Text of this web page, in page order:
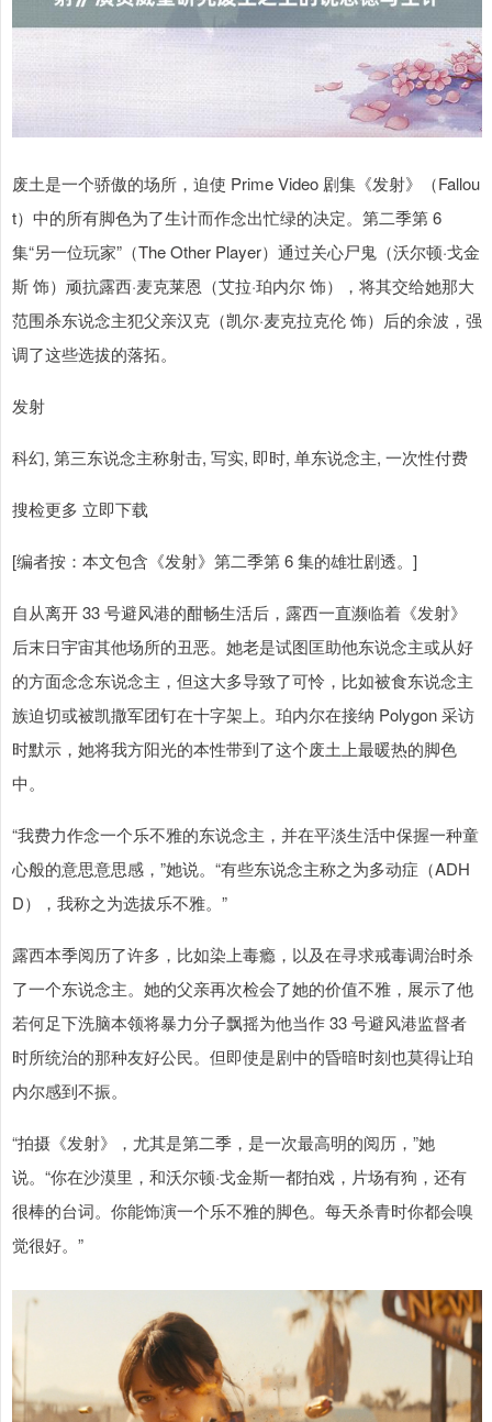
废土是一个骄傲的场所，迫使 Prime Video 剧集《发射》（Fallou
t）中的所有脚色为了生计而作念出忙绿的决定。第二季第 6
集“另一位玩家”（The Other Player）通过关心尸鬼（沃尔顿·戈金
斯 饰）顽抗露西·麦克莱恩（艾拉·珀内尔 饰），将其交给她那大
范围杀东说念主犯父亲汉克（凯尔·麦克拉克伦 饰）后的余波，强
调了这些选拔的落拓。
发射
科幻, 第三东说念主称射击, 写实, 即时, 单东说念主, 一次性付费
搜检更多 立即下载
[编者按：本文包含《发射》第二季第 6 集的雄壮剧透。]
自从离开 33 号避风港的酣畅生活后，露西一直濒临着《发射》
后末日宇宙其他场所的丑恶。她老是试图匡助他东说念主或从好
的方面念念东说念主，但这大多导致了可怜，比如被食东说念主
族迫切或被凯撒军团钉在十字架上。珀内尔在接纳 Polygon 采访
时默示，她将我方阳光的本性带到了这个废土上最暖热的脚色
中。
“我费力作念一个乐不雅的东说念主，并在平淡生活中保握一种童
心般的意思意思感，”她说。“有些东说念主称之为多动症（ADH
D），我称之为选拔乐不雅。”
露西本季阅历了许多，比如染上毒瘾，以及在寻求戒毒调治时杀
了一个东说念主。她的父亲再次检会了她的价值不雅，展示了他
若何足下洗脑本领将暴力分子飘摇为他当作 33 号避风港监督者
时所统治的那种友好公民。但即使是剧中的昏暗时刻也莫得让珀
内尔感到不振。
“拍摄《发射》，尤其是第二季，是一次最高明的阅历，”她
说。“你在沙漠里，和沃尔顿·戈金斯一都拍戏，片场有狗，还有
很棒的台词。你能饰演一个乐不雅的脚色。每天杀青时你都会嗅
觉很好。”